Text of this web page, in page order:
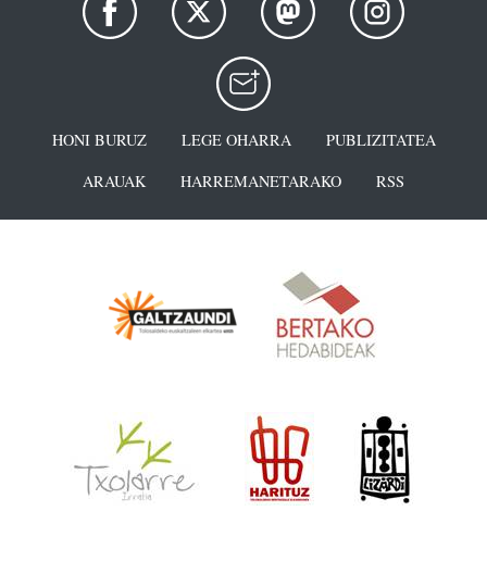
HONI BURUZ LEGE OHARRA
PUBLIZITATEA
ARAUAK
HARREMANETARAKO RSS